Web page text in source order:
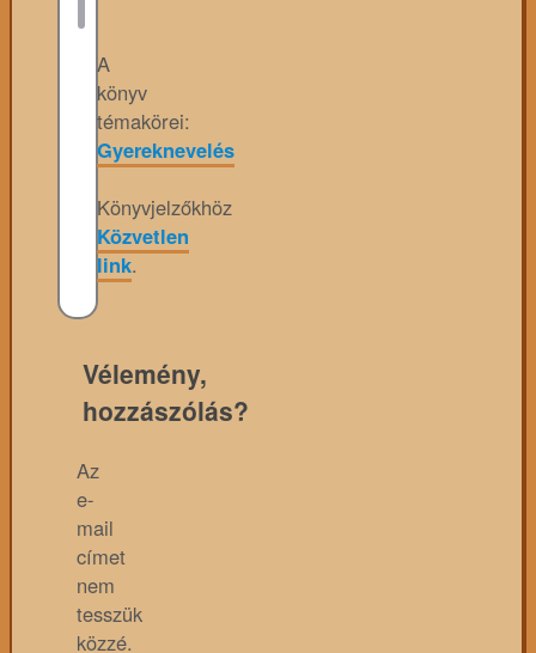
A
könyv
témakörei:
Gyereknevelés
Könyvjelzőkhöz
Közvetlen
link.
Vélemény,
hozzászólás?
Az
e-
mail
címet
nem
tesszük
közzé.